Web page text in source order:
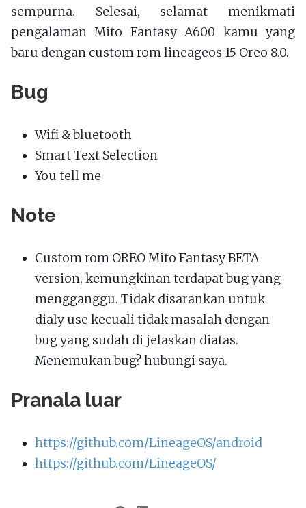
sempurna. Selesai, selamat menikmati
pengalaman Mito Fantasy A600 kamu yang
baru dengan custom rom lineageos 15 Oreo 8.0.
Bug
Wifi & bluetooth
Smart Text Selection
You tell me
Note
Custom rom OREO Mito Fantasy BETA
version, kemungkinan terdapat bug yang
mengganggu. Tidak disarankan untuk
dialy use kecuali tidak masalah dengan
bug yang sudah di jelaskan diatas.
Menemukan bug? hubungi saya.
Pranala luar
https://github.com/LineageOS/android
https://github.com/LineageOS/